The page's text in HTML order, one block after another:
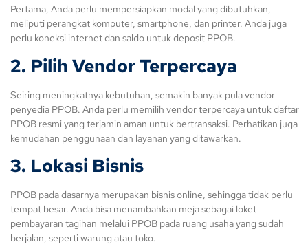
Pertama, Anda perlu mempersiapkan modal yang dibutuhkan,
meliputi perangkat komputer, smartphone, dan printer. Anda juga
perlu koneksi internet dan saldo untuk deposit PPOB.
2. Pilih Vendor Terpercaya
Seiring meningkatnya kebutuhan, semakin banyak pula vendor
penyedia PPOB. Anda perlu memilih vendor terpercaya untuk daftar
PPOB resmi yang terjamin aman untuk bertransaksi. Perhatikan juga
kemudahan penggunaan dan layanan yang ditawarkan.
3. Lokasi Bisnis
PPOB pada dasarnya merupakan bisnis online, sehingga tidak perlu
tempat besar. Anda bisa menambahkan meja sebagai loket
pembayaran tagihan melalui PPOB pada ruang usaha yang sudah
berjalan, seperti warung atau toko.